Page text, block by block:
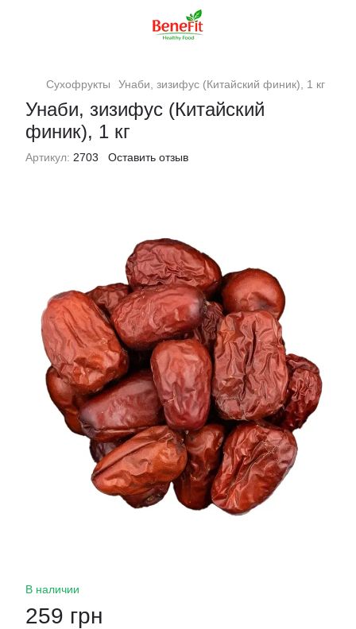
Сухофрукты Унаби, зизифус (Китайский финик), 1 кг
Унаби, зизифус (Китайский
финик), 1 кг
Артикул: 2703 Оставить отзыв
В наличии
259 грн